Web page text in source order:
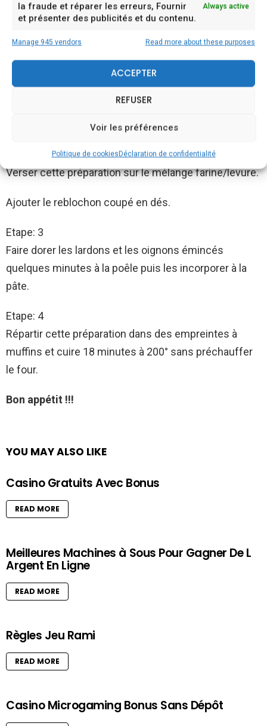
la fraude et réparer les erreurs, Fournir
et présenter des publicités et du contenu.
Always active
Manage 945 vendors Read more about these purposes
ACCEPTER
REFUSER
Voir les préférences
Politique de cookiesDéclaration de confidentialité
Etape: 1
Mélanger ensemble la farine, la levure, le sel et le
Verser cette préparation sur le mélange farine/levure.
Ajouter le reblochon coupé en dés.
Etape: 3
Faire dorer les lardons et les oignons émincés
quelques minutes à la poêle puis les incorporer à la
pâte.
Etape: 4
Répartir cette préparation dans des empreintes à
muffins et cuire 18 minutes à 200° sans préchauffer
le four.
Bon appétit !!!
YOU MAY ALSO LIKE
Casino Gratuits Avec Bonus
READ MORE
Meilleures Machines à Sous Pour Gagner De L
Argent En Ligne
READ MORE
Règles Jeu Rami
READ MORE
Casino Microgaming Bonus Sans Dépôt